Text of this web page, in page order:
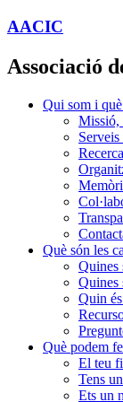
AACIC
Associació
Qui som i
Missió,
Què són les
Quines
Quines
Quin
Què podem
El teu
Tens
Ets un